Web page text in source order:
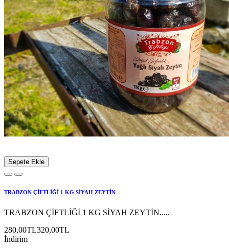
Sepete Ekle
TRABZON ÇİFTLİĞİ 1 KG SİYAH ZEYTİN
TRABZON ÇİFTLİĞİ 1 KG SİYAH ZEYTİN.....
280,00TL320,00TL
İndirim